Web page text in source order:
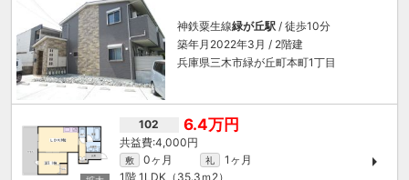
神鉄粟生線緑が丘駅/ 徒歩10分
築年月2022年3月 / 2階建
兵庫県三木市緑が丘町本町1丁目
102 6.4万円
4,000円
敷 0ヶ月 礼
1ヶ月
1階 1LDK（35.3ｍ 2）